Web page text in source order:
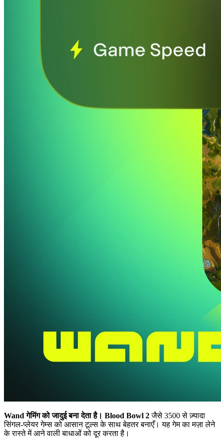
Wand गेमिंग को जादुई बना देता है। Blood Bowl 2जैसे 3500 से ज़्यादा
सिंगल-प्लेयर गेम्स को आसान टूल्स के साथ बेहतर बनाएँ। यह गेम का मज़ा लेने
के रास्ते में आने वाली बाधाओं को दूर करता है।